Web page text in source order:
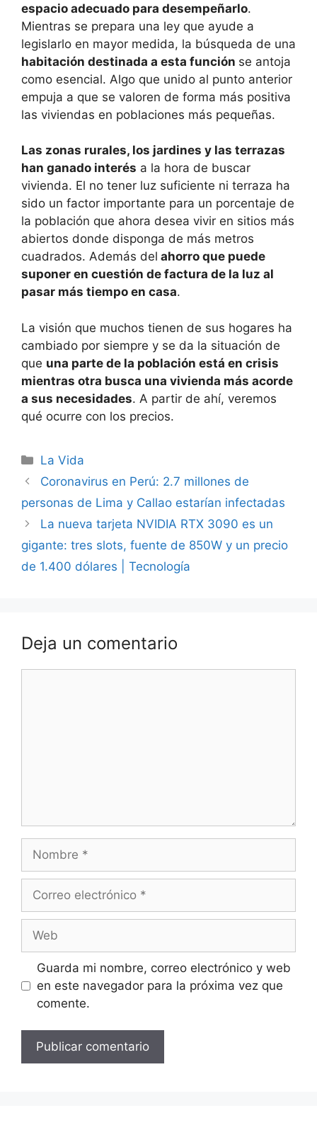
espacio adecuado para desempeñarlo.
Mientras se prepara una ley que ayude a
legislarlo en mayor medida, la búsqueda de una
habitación destinada a esta función se antoja
como esencial. Algo que unido al punto anterior
empuja a que se valoren de forma más positiva
las viviendas en poblaciones más pequeñas.
Las zonas rurales, los jardines y las terrazas
han ganado interés a la hora de buscar
vivienda. El no tener luz suficiente ni terraza ha
sido un factor importante para un porcentaje de
la población que ahora desea vivir en sitios más
abiertos donde disponga de más metros
cuadrados. Además del ahorro que puede
suponer en cuestión de factura de la luz al
pasar más tiempo en casa.
La visión que muchos tienen de sus hogares ha
cambiado por siempre y se da la situación de
que una parte de la población está en crisis
mientras otra busca una vivienda más acorde
a sus necesidades. A partir de ahí, veremos
qué ocurre con los precios.
Categorías
La Vida
Coronavirus en Perú: 2.7 millones de
personas de Lima y Callao estarían infectadas
La nueva tarjeta NVIDIA RTX 3090 es un
gigante: tres slots, fuente de 850W y un precio
de 1.400 dólares | Tecnología
Deja un comentario
electrónico
Guarda mi nombre, correo electrónico y web
en este navegador para la próxima vez que
comente.